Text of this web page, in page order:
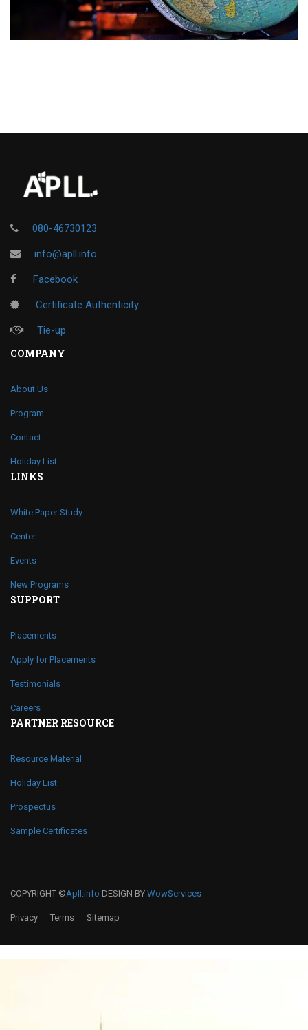
080-46730123
info@apll.info
Facebook
Certificate Authenticity
Tie-up
COMPANY
About Us
Program
Contact
Holiday List
LINKS
White Paper Study
Center
Events
New Programs
SUPPORT
Placements
Apply for Placements
Testimonials
Careers
PARTNER RESOURCE
Resource Material
Holiday List
Prospectus
Sample Certificates
COPYRIGHT ©Apll.info DESIGN BY WowServices
Privacy Terms Sitemap